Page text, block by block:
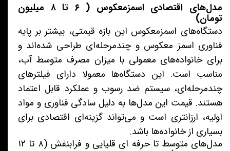
مدل‌های اقتصادی اسمزمعکوس ( ۶ تا ۸ میلیون
تومان)
دستگاه‌های اسمزمعکوس این بازه قیمتی، بیشتر بر پایه
فناوری اسمز معکوس و چندمرحله‌ای طراحی شده‌اند و
برای خانواده‌های معمولی با میزان مصرف متوسط آب،
مناسب است. این دستگاه‌ها معمولا دارای فیلترهای
چندمرحله‌ای، سیستم ضد رسوب و عملکرد قابل اعتماد
هستند. قیمت این مدل‌ها به دلیل سادگی فناوری و مواد
اولیه، ارزانتری است و می‌تواند گزینه‌ای اقتصادی برای
بسیاری از خانواده‌ها باشد.
مدل‌های متوسط تا حرفه ای قلیایی و فرابنفش (۸ تا ۱۲